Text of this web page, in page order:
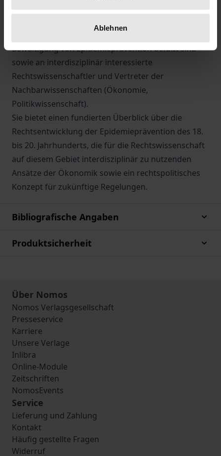
Ablehnen
Bewältigung von Epidemieprävention befaßt sind
sowie an interdisziplinär interessierte
Rechtswissenschaftler und Vertreter der
Nachbarwissenschaften (Ökonomie,
Politikwissenschaft).
Sie bietet einen fundierten Überblick über die
Rechtsentwicklung der Epidemieprävention des 18.
bis 20. Jahrhunderts, die für die Rechtswissenschaft
auf diesem Gebiet interdisziplinär zu nutzenden
Ansätze der Ökonomik sowie ein rechtspolitisches
Konzept für zukünftige Regelungen.
Bibliografische Angaben
Produktsicherheit
Über Nomos
Nomos Verlagsgesellschaft
Presseservice
Karriere
Unsere Verlage
Inlibra
Online-Module
Zeitschriften
NomosEvents
Service
Lieferung und Zahlung
Kontakt
Häufig gestellte Fragen
Widerruf